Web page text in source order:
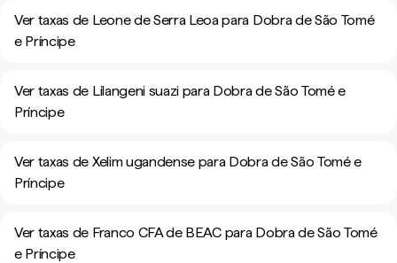
Ver taxas de Leone de Serra Leoa para Dobra de São Tomé
e Príncipe
Ver taxas de Lilangeni suazi para Dobra de São Tomé e
Príncipe
Ver taxas de Xelim ugandense para Dobra de São Tomé e
Príncipe
Ver taxas de Franco CFA de BEAC para Dobra de São Tomé
e Príncipe